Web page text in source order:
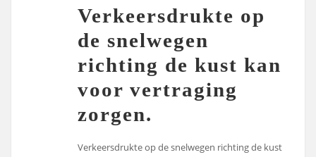
Verkeersdrukte op
de snelwegen
richting de kust kan
voor vertraging
zorgen.
Verkeersdrukte op de snelwegen richting de kust